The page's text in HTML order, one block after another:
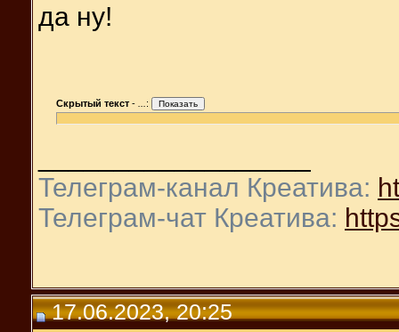
да ну!
Скрытый текст - :
Телеграм-канал Креатива:
Телеграм-чат Креатива:
17.06.2023, 20:25